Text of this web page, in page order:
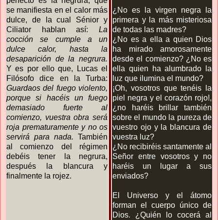
se manifiesta en el calor más
dulce, de la cual Sénior y
Ciliator hablan así: La
cocción se cumple a un
dulce calor, hasta la
desaparición de la negrura.
Y es por ello que, Lucas el
Filósofo dice en la Turba:
Guardaos del fuego violento,
porque si hacéis un fuego
demasiado fuerte al
comienzo, vuestra obra será
roja prematuramente y no os
servirá para nada. También
al comienzo del régimen
debéis tener la negrura,
después la blancura y
finalmente la rojez.
¿No es la virgen negra la
primera y la más misteriosa
de todas las madres?
¿No es a ella a quien Dios
ha mirado amorosamente
desde el comienzo? ¿No es
ella quien ha alumbrado la
luz que ilumina el mundo?
¡Oh, vosotros que tenéis la
piel negra y el corazón rojo!,
¿no haréis brillar también
sobre el mundo la pureza de
vuestro ojo y la blancura de
vuestra luz?
¿No recibiréis santamente al
Señor entre vosotros y no
haréis un lugar a sus
enviados?
El Universo y el átomo
forman el cuerpo único de
Dios. ¿Quién lo cocerá al